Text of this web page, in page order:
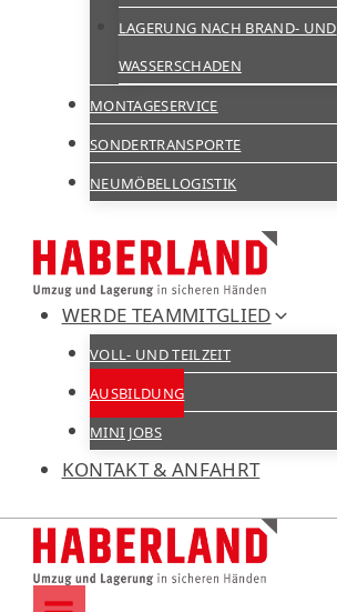
LAGERUNG NACH BRAND- UND
WASSERSCHADEN
MONTAGESERVICE
SONDERTRANSPORTE
NEUMÖBELLOGISTIK
WERDE TEAMMITGLIED
VOLL- UND TEILZEIT
AUSBILDUNG
MINI JOBS
KONTAKT & ANFAHRT